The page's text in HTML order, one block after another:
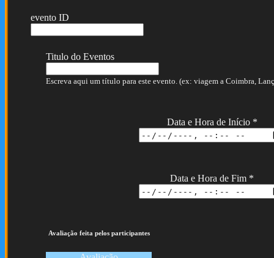
evento ID
Titulo do Eventos
Escreva aqui um título para este evento. (ex: viagem a Coimbra,
Data e Hora de Início *
Data e Hora de Fim *
Avaliação feita pelos participantes